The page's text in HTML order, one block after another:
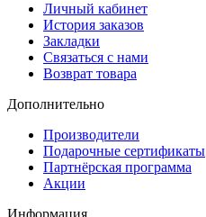
Личный кабинет
История заказов
Закладки
Связаться с нами
Возврат товара
Дополнительно
Производители
Подарочные сертификаты
Партнёрская программа
Акции